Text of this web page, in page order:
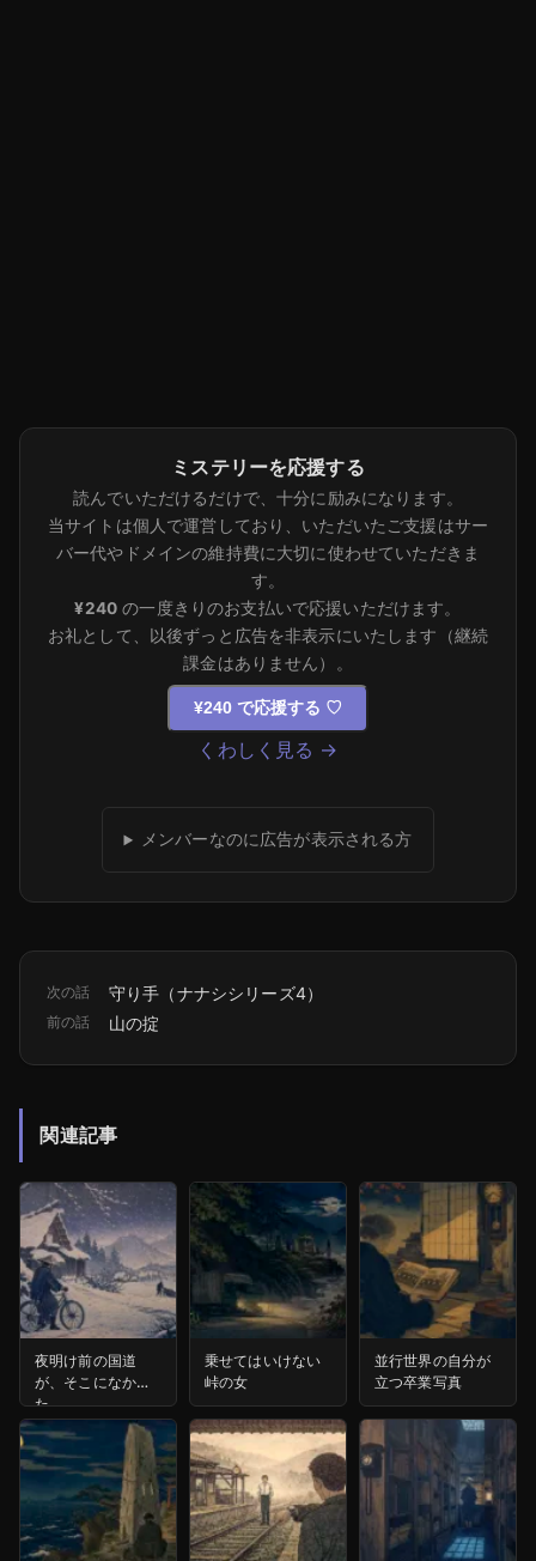
ミステリーを応援する
読んでいただけるだけで、十分に励みになります。
当サイトは個人で運営しており、いただいたご支援はサー
バー代やドメインの維持費に大切に使わせていただきま
す。
¥240 の一度きりのお支払いで応援いただけます。
お礼として、以後ずっと広告を非表示にいたします（継続
課金はありません）。
¥240 で応援する ♡
くわしく見る →
メンバーなのに広告が表示される方
次の話 守り手（ナナシシリーズ4）
前の話 山の掟
関連記事
夜明け前の国道
が、そこになかっ
た
乗せてはいけない
峠の女
並行世界の自分が
立つ卒業写真